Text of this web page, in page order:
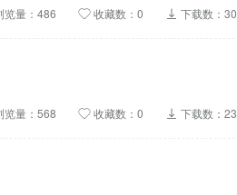
览量：486 收藏数：0 下载数：30
览量：568 收藏数：0 下载数：23